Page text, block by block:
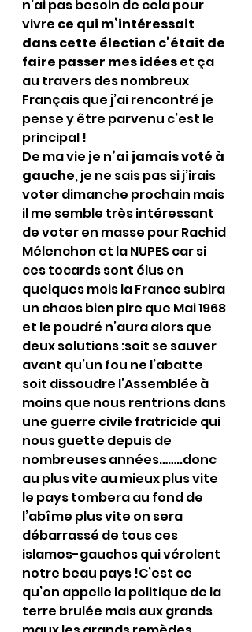
n’ai pas besoin de cela pour
vivre ce qui m’intéressait
dans cette élection c’était de
faire passer mes idées et ça
au travers des nombreux
Français que j’ai rencontré je
pense y être parvenu c’est le
principal !
De ma vie je n’ai jamais voté à
gauche, je ne sais pas si j’irais
voter dimanche prochain mais
il me semble très intéressant
de voter en masse pour Rachid
Mélenchon et la NUPES car si
ces tocards sont élus en
quelques mois la France subira
un chaos bien pire que Mai 1968
et le poudré n’aura alors que
deux solutions :soit se sauver
avant qu’un fou ne l’abatte
soit dissoudre l’Assemblée à
moins que nous rentrions dans
une guerre civile fratricide qui
nous guette depuis de
nombreuses années……..donc
au plus vite au mieux plus vite
le pays tombera au fond de
l’abîme plus vite on sera
débarrassé de tous ces
islamos-gauchos qui vérolent
notre beau pays !C’est ce
qu’on appelle la politique de la
terre brulée mais aux grands